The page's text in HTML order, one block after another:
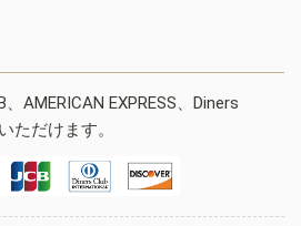
AMERICAN EXPRESS、Diners
ただけます。